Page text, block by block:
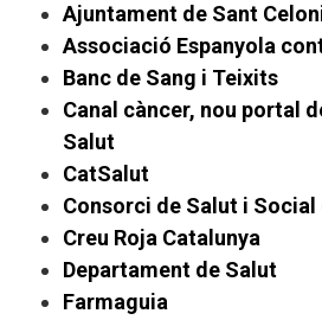
Ajuntament de Sant
Associació Espanyola
Banc de Sang i Teixits
Canal càncer, nou portal
Salut
CatSalut
Consorci de Salut i Social
Creu Roja Catalunya
Departament de Salut
Farmaguia